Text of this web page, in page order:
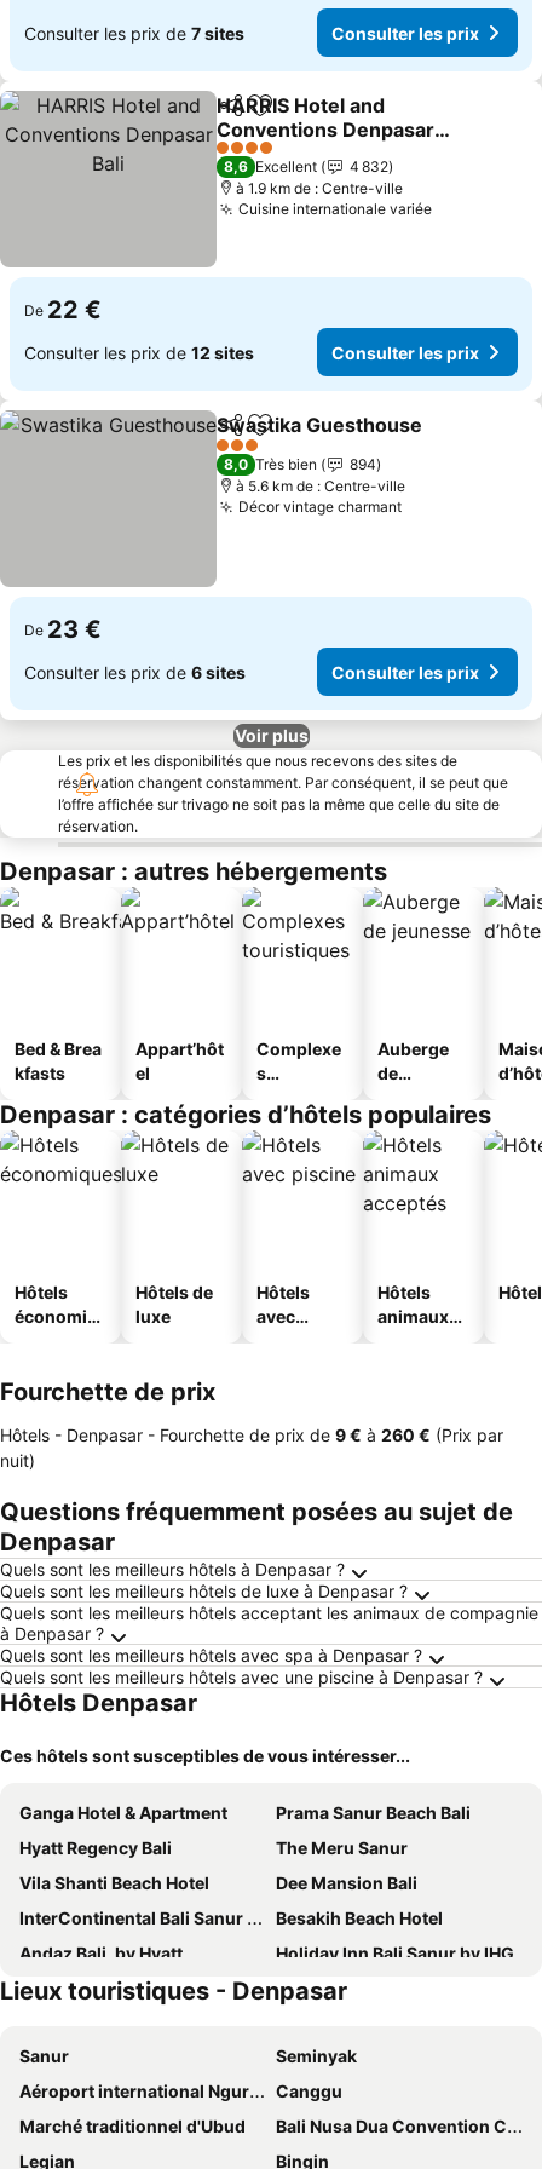
Consulter les prix de 7 sites Consulter les prix
PartagerAjouter à mes favoris
HARRIS Hotel and
Conventions Denpasar
Bali
4 Étoiles
8,6 Excellent
4 832
à 1.9 km de : Centre-ville
Cuisine internationale variée
De 22 €
Consulter les prix de 12 sites Consulter les prix
PartagerAjouter à mes favoris
Swastika Guesthouse
3 Étoiles
8,0 Très bien
894
à 5.6 km de : Centre-ville
Décor vintage charmant
De 23 €
Consulter les prix de 6 sites Consulter les prix
Voir plus
Les prix et les disponibilités que nous recevons des sites de
réservation changent constamment. Par conséquent, il se peut que
l’offre affichée sur trivago ne soit pas la même que celle du site de
réservation.
Denpasar : autres hébergements
Bed & Brea
kfasts
Appart’hôt
el
Complexe
s
s
Auberge
de
Denpasar : catégories d’hôtels populaires
Hôtels
économiq
Hôtels de
luxe
Hôtels
avec
Hôtels
animaux
Fourchette de prix
Hôtels - Denpasar - Fourchette de prix de ‎9 € à ‎260 € (Prix par
nuit)
Questions fréquemment posées au sujet de
Denpasar
Quels sont les meilleurs hôtels à Denpasar ?
Quels sont les meilleurs hôtels de luxe à Denpasar ?
Quels sont les meilleurs hôtels acceptant les animaux de compagnie
à Denpasar ?
Quels sont les meilleurs hôtels avec spa à Denpasar ?
Quels sont les meilleurs hôtels avec une piscine à Denpasar ?
Hôtels Denpasar
Ces hôtels sont susceptibles de vous intéresser...
Ganga Hotel & Apartment
Prama Sanur Beach Bali
Hyatt Regency Bali
The Meru Sanur
Vila Shanti Beach Hotel
Dee Mansion Bali
InterContinental Bali Sanur Resort by IHG
Besakih Beach Hotel
Andaz Bali, by Hyatt
Holiday Inn Bali Sanur by IHG
eL Hotel & Resort Bali Sanur
ARTOTEL Sanur Bali
Hotel Segara Agung
Abian Harmony Hotel
Sativa Sanur Cottages
Inna Bali Heritage Hotel
Hotel Jati Sanur
Sari Villa Sanur Beach
Akaya Bali
Four Star by Trans Hotel
Lieux touristiques - Denpasar
Sanur
Seminyak
Aéroport international Ngurah Rai
Canggu
Marché traditionnel d'Ubud
Bali Nusa Dua Convention Center
Legian
Bingin